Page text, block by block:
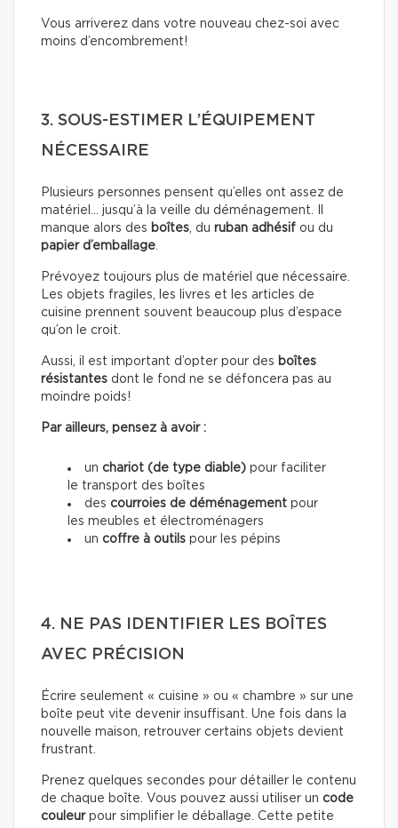
Vous arriverez dans votre nouveau chez-soi avec
moins d’encombrement!
3. SOUS-ESTIMER L’ÉQUIPEMENT
NÉCESSAIRE
Plusieurs personnes pensent qu’elles ont assez de
matériel… jusqu’à la veille du déménagement. Il
manque alors des boîtes, du ruban adhésif ou du
papier d’emballage.
Prévoyez toujours plus de matériel que nécessaire.
Les objets fragiles, les livres et les articles de
cuisine prennent souvent beaucoup plus d’espace
qu’on le croit.
Aussi, il est important d’opter pour des boîtes
résistantes dont le fond ne se défoncera pas au
moindre poids!
Par ailleurs, pensez à avoir :
un chariot (de type diable) pour faciliter
le transport des boîtes
des courroies de déménagement pour
les meubles et électroménagers
un coffre à outils pour les pépins
4. NE PAS IDENTIFIER LES BOÎTES
AVEC PRÉCISION
Écrire seulement « cuisine » ou « chambre » sur une
boîte peut vite devenir insuffisant. Une fois dans la
nouvelle maison, retrouver certains objets devient
frustrant.
Prenez quelques secondes pour détailler le contenu
de chaque boîte. Vous pouvez aussi utiliser un code
couleurpour simplifier le déballage. Cette petite